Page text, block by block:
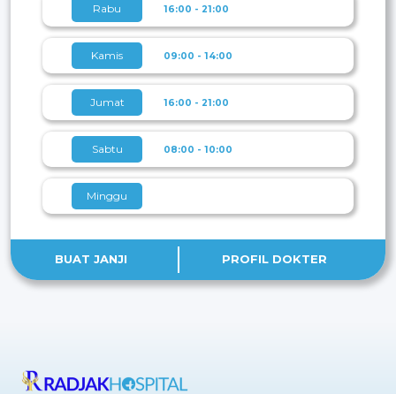
Rabu 16:00 - 21:00
Kamis 09:00 - 14:00
Jumat 16:00 - 21:00
Sabtu 08:00 - 10:00
Minggu
BUAT JANJI PROFIL DOKTER